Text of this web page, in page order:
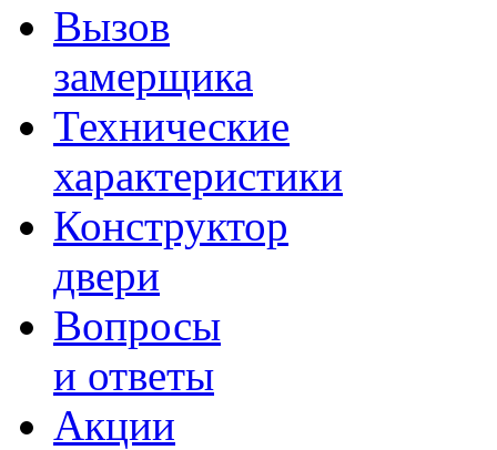
Вызов
замерщика
Технические
характеристики
Конструктор
двери
Вопросы
и ответы
Акции